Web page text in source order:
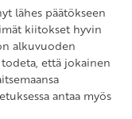
lähes päätökseen
kiitokset hyvin
alkuvuoden
että jokainen
antaa myös